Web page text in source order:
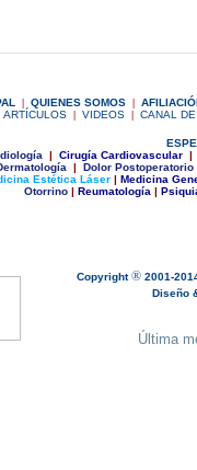
| QUIENES SOMOS | A
ARTÍCULOS | VIDEOS | CANAL
| Cirugía Cardiovascular |
|
Dolor Postoperatorio
Estética Láser | Medicina
Otorrino | Reumatología |
Copyright® 2001-
Diseño &
Última